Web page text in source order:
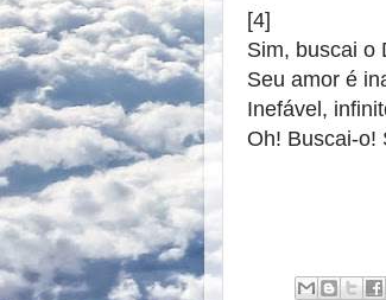
[4]
Sim, buscai o
Seu amor é
Inefável,
Oh! Buscai-o!